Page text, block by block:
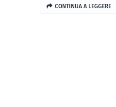
CONTINUA A LEGGERE